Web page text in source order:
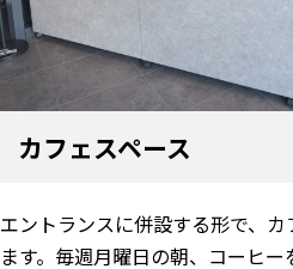
カフェスペース
エントランスに併設する形で、
ます。毎週月曜日の朝、コーヒ